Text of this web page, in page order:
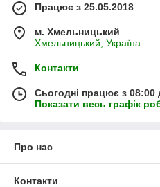
Працює з 25.05.2018
м. Хмельницький
Хмельницький, Україна
Контакти
Сьогодні працює з 08:00
Показати весь графік
Про нас
Контакти